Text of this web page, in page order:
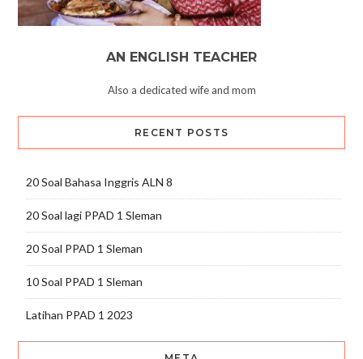
AN ENGLISH TEACHER
Also a dedicated wife and mom
RECENT POSTS
20 Soal Bahasa Inggris ALN 8
20 Soal lagi PPAD 1 Sleman
20 Soal PPAD 1 Sleman
10 Soal PPAD 1 Sleman
Latihan PPAD 1 2023